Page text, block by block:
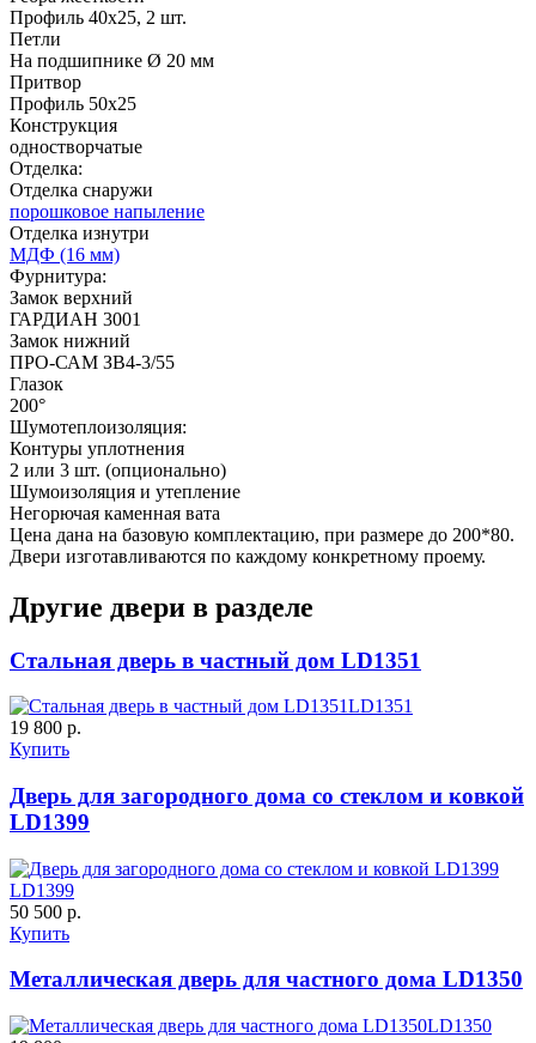
Д-36 С
Д-37 Н
ДНТ
C53
C55
C57 C58
C59
Рисунок 11
Рисунок 13
Профиль 40х25, 2 шт.
Петли
На подшипнике Ø 20 мм
Притвор
Профиль 50х25
Конструкция
одностворчатые
Отделка:
Отделка снаружи
порошковое напыление
Отделка изнутри
МДФ (16 мм)
Фурнитура:
Замок верхний
ГАРДИАН 3001
Замок нижний
ПРО-САМ ЗВ4-3/55
Глазок
200°
Шумотеплоизоляция:
Контуры уплотнения
2 или 3 шт. (опционально)
Шумоизоляция и утепление
Негорючая каменная вата
Цена дана на базовую комплектацию, при размере до 200*80.
Двери изготавливаются по каждому конкретному проему.
Другие двери в разделе
Стальная дверь в частный дом LD1351
LD1351
19 800 р.
Купить
Дверь для загородного дома со стеклом и ковкой
LD1399
LD1399
50 500 р.
Купить
Металлическая дверь для частного дома LD1350
LD1350